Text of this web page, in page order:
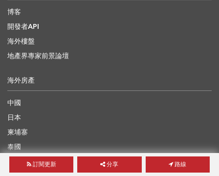
訂閱更新 分享 路線
博客
開發者API
海外樓盤
地產界專家前景論壇
海外房產
中國
日本
柬埔寨
泰國